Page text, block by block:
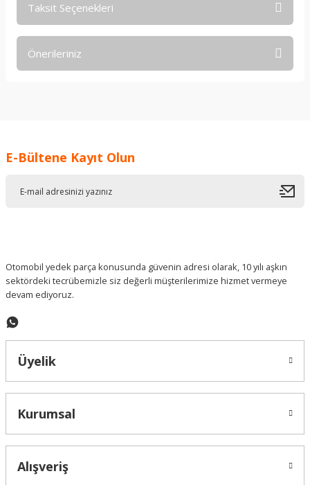
Taksit Seçenekleri
Önerileriniz
Ürün resmi kalitesiz, bozuk veya görüntülenemiyor.
E-Bültene Kayıt Olun
Otomobil yedek parça konusunda güvenin adresi olarak, 10 yılı aşkın
sektördeki tecrübemizle siz değerli müşterilerimize hizmet vermeye
devam ediyoruz.
Üyelik
Kurumsal
Alışveriş